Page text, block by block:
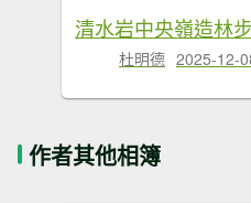
清水岩中央嶺造林
杜明德 2025-12-
作者其他相簿